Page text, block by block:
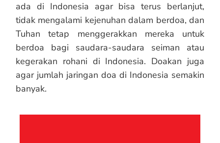
ada di Indonesia agar bisa terus berlanjut,
tidak mengalami kejenuhan dalam berdoa, dan
Tuhan tetap menggerakkan mereka untuk
berdoa bagi saudara-saudara seiman atau
kegerakan rohani di Indonesia. Doakan juga
agar jumlah jaringan doa di Indonesia semakin
banyak.